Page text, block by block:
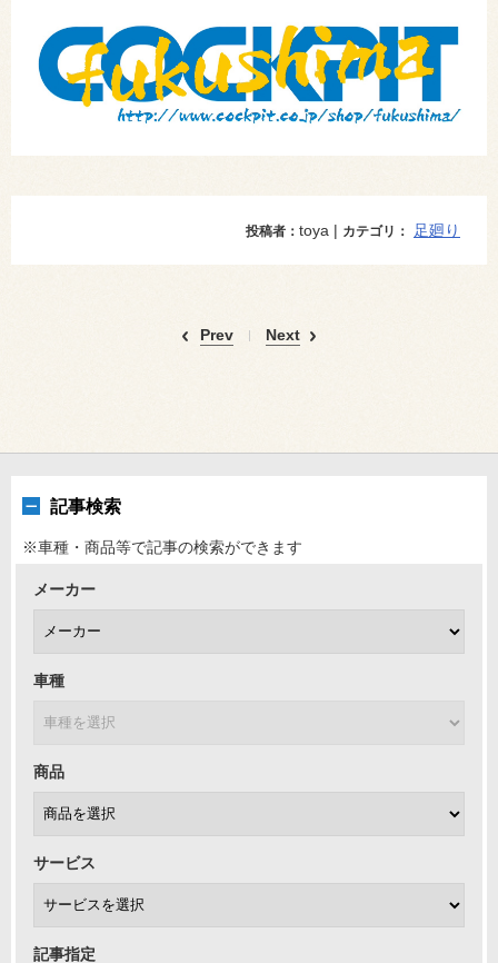
投稿者： toya | カテゴリ： 足廻り
Prev Next
記事検索
※車種・商品等で記事の検索ができます
メーカー
車種
商品
サービス
記事指定